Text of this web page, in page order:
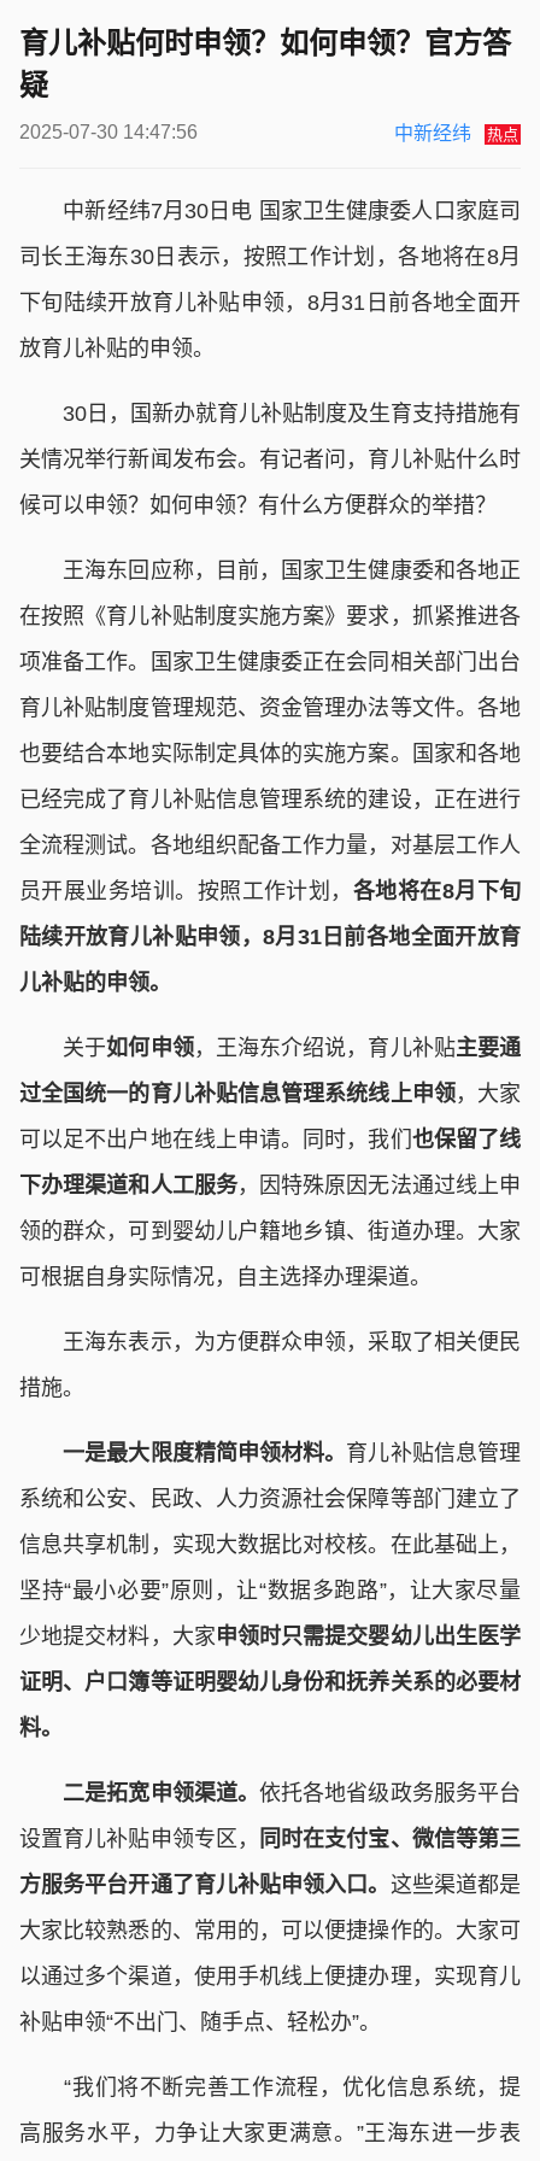
育儿补贴何时申领？如何申领？官方答
疑
2025-07-30 14:47:56 中新经纬 热点
中新经纬7月30日电 国家卫生健康委人口家庭司
司长王海东30日表示，按照工作计划，各地将在8月
下旬陆续开放育儿补贴申领，8月31日前各地全面开
放育儿补贴的申领。
30日，国新办就育儿补贴制度及生育支持措施有
关情况举行新闻发布会。有记者问，育儿补贴什么时
候可以申领？如何申领？有什么方便群众的举措？
王海东回应称，目前，国家卫生健康委和各地正
在按照《育儿补贴制度实施方案》要求，抓紧推进各
项准备工作。国家卫生健康委正在会同相关部门出台
育儿补贴制度管理规范、资金管理办法等文件。各地
也要结合本地实际制定具体的实施方案。国家和各地
已经完成了育儿补贴信息管理系统的建设，正在进行
全流程测试。各地组织配备工作力量，对基层工作人
员开展业务培训。按照工作计划， 各地将在8月下旬
陆续开放育儿补贴申领，8月31日前各地全面开放育
儿补贴的申领。
关于如何申领，王海东介绍说，育儿补贴主要通
过全国统一的育儿补贴信息管理系统线上申领，大家
可以足不出户地在线上申请。同时，我们 也保留了线
下办理渠道和人工服务，因特殊原因无法通过线上申
领的群众，可到婴幼儿户籍地乡镇、街道办理。大家
可根据自身实际情况，自主选择办理渠道。
王海东表示，为方便群众申领，采取了相关便民
措施。
一是最大限度精简申领材料。 育儿补贴信息管理
系统和公安、民政、人力资源社会保障等部门建立了
信息共享机制，实现大数据比对校核。在此基础上，
坚持“最小必要”原则，让“数据多跑路”，让大家尽量
少地提交材料，大家申领时只需提交婴幼儿出生医学
证明、户口簿等证明婴幼儿身份和抚养关系的必要材
料。
二是拓宽申领渠道。依托各地省级政务服务平台
设置育儿补贴申领专区，
同时在支付宝、微信等第三
方服务平台开通了育儿补贴申领入口。 这些渠道都是
大家比较熟悉的、常用的，可以便捷操作的。大家可
以通过多个渠道，使用手机线上便捷办理，实现育儿
补贴申领“不出门、随手点、轻松办”。
“我们将不断完善工作流程，优化信息系统，提
高服务水平，力争让大家更满意。”王海东进一步表